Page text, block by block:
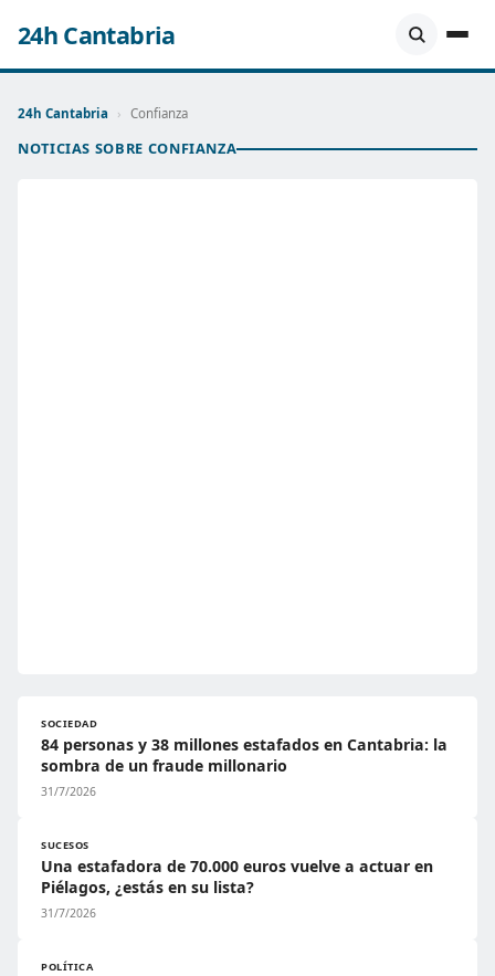
24h Cantabria
24h Cantabria › Confianza
NOTICIAS SOBRE CONFIANZA
SOCIEDAD
84 personas y 38 millones estafados en Cantabria: la
sombra de un fraude millonario
31/7/2026
SUCESOS
Una estafadora de 70.000 euros vuelve a actuar en
Piélagos, ¿estás en su lista?
31/7/2026
POLÍTICA